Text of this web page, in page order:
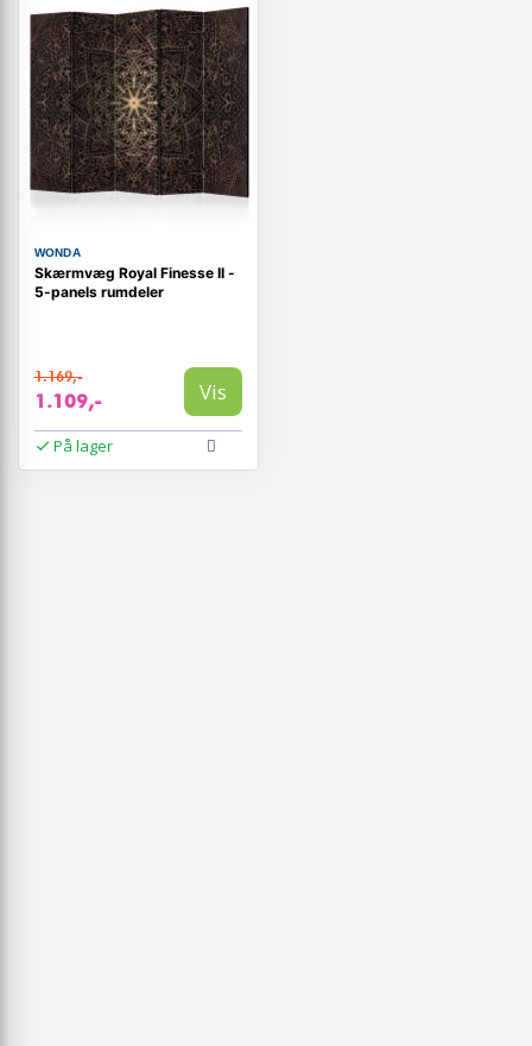
WONDA
Skærmvæg Royal Finesse II -
5-panels rumdeler
1.169,-
1.109,- Vis
På lager